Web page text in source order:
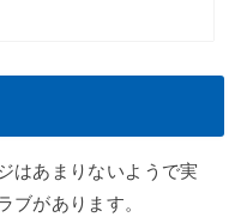
はあまりないようで実
ブがあります。